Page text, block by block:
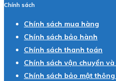
Chính sách
Chính sách mua hàng
Chính sách bảo hành
Chính sách thanh toán
Chính sách vận chuyển
Chính sách bảo mật